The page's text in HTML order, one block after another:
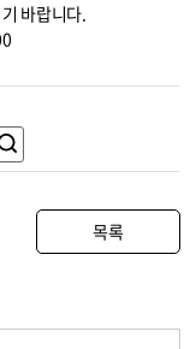
바랍니다.
목록